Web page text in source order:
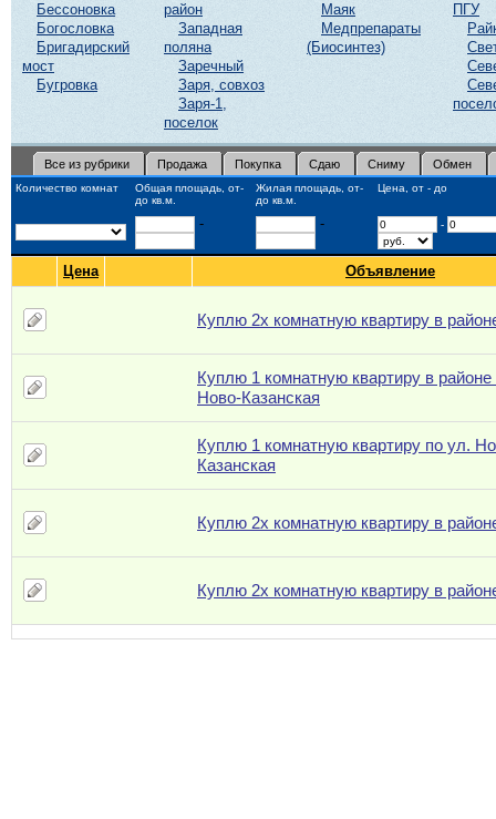
Бессоновка
Богословка
Бригадирский
мост
Бугровка
район
Западная
поляна
Заречный
Заря, совхоз
Заря-1,
поселок
Маяк
Медпрепараты
(Биосинтез)
ПГУ
Все из рубрики Продажа Покупка Сдаю Сниму Обмен
Количество комнат
Общая площадь, от-
до кв.м.
Жилая площадь, от-
до кв.м.
Цена, от - до
- - -
Цена Объявление
Куплю 2х комнатную квартиру в
Куплю 1 комнатную квартиру в
Ново-Казанская
Куплю 1 комнатную квартиру по ул.
Казанская
Куплю 2х комнатную квартиру в
Куплю 2х комнатную квартиру в